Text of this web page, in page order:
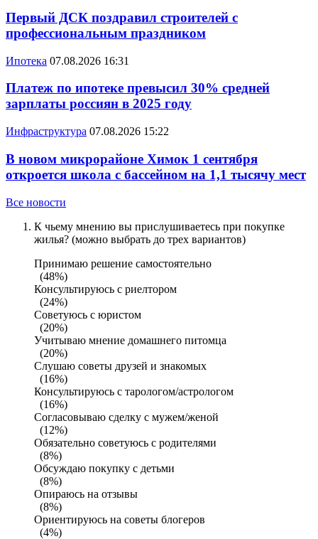
Первый ДСК поздравил строителей с
профессиональным праздником
Ипотека 07.08.2026 16:31
Платеж по ипотеке превысил 30% средней
зарплаты россиян в 2025 году
Инфраструктура 07.08.2026 15:22
В новом микрорайоне Химок 1 сентября
откроется школа с бассейном на 1,1 тысячу мест
Все новости
К чьему мнению вы прислушиваетесь при покупке
жилья? (можно выбрать до трех вариантов)
Принимаю решение самостоятельно
(48%)
Консультируюсь с риелтором
(24%)
Советуюсь с юристом
(20%)
Учитываю мнение домашнего питомца
(20%)
Слушаю советы друзей и знакомых
(16%)
Консультируюсь с тарологом/астрологом
(16%)
Согласовываю сделку с мужем/женой
(12%)
Обязательно советуюсь с родителями
(8%)
Обсуждаю покупку с детьми
(8%)
Опираюсь на отзывы
(8%)
Ориентируюсь на советы блогеров
(4%)